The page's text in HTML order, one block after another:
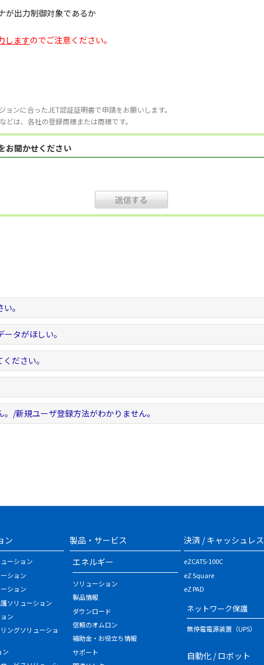
が出力制御対象であるか
しますのでご注意ください。
ンに合ったJET認証証明書で申請をお願いします。
は、各社の登録商標または商標です。
お聞かせください
。
タがほしい。
ださい。
/新規ユーザ登録方法がわかりません。
ン
ーション
ション
ション
ソリューション
ン
ングソリューショ
ン
製品・サービス
エネルギー
ソリューション
製品情報
ダウンロード
信頼のオムロン
補助金・お役立ち情報
サポート
決済 / キャッシュレス
eZCATS-100C
eZ Square
eZ PAD
ネットワーク保護
無停電電源装置（UPS）
自動化 / ロボット